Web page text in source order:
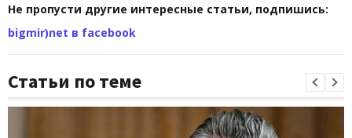
Не пропусти другие интересные статьи, подпишись:
bigmir)net в facebook
Статьи по теме